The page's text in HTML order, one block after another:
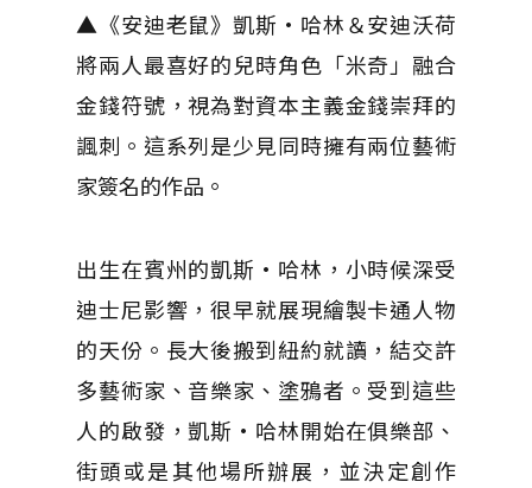
▲《安迪老鼠》凱斯·哈林＆安迪沃荷
將兩人最喜好的兒時角色「米奇」融合
金錢符號，視為對資本主義金錢崇拜的
諷刺。這系列是少見同時擁有兩位藝術
家簽名的作品。
出生在賓州的凱斯·哈林，小時候深受
迪士尼影響，很早就展現繪製卡通人物
的天份。長大後搬到紐約就讀，結交許
多藝術家、音樂家、塗鴉者。受到這些
人的啟發，凱斯·哈林開始在俱樂部、
街頭或是其他場所辦展，並決定創作